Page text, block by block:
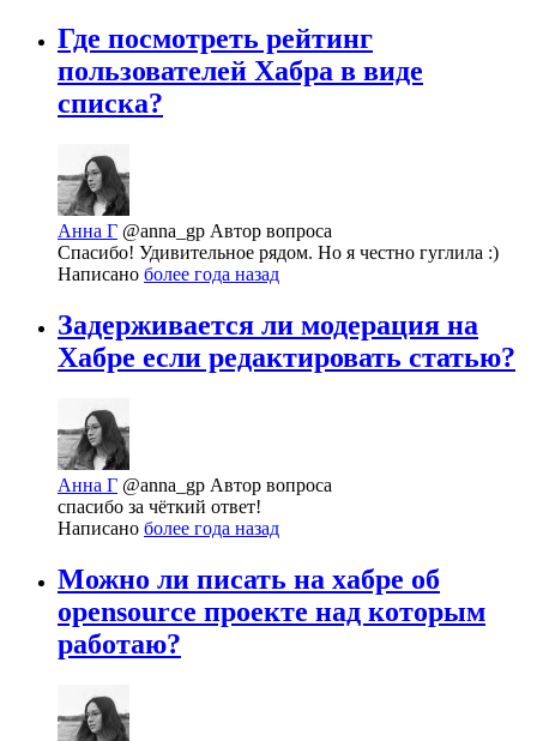
Где посмотреть рейтинг
пользователей Хабра в виде
списка?
Анна Г @anna_gp Автор вопроса
Спасибо! Удивительное рядом. Но я честно гуглила :)
Написано более года назад
Задерживается ли модерация на
Хабре если редактировать статью?
Анна Г @anna_gp Автор вопроса
спасибо за чёткий ответ!
Написано более года назад
Можно ли писать на хабре об
opensource проекте над которым
работаю?